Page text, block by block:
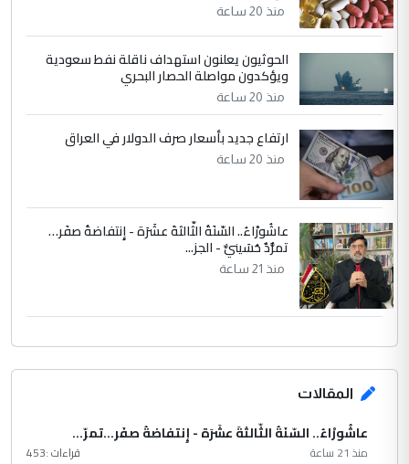
منذ 20 ساعة
الحوثيون يعلنون استهداف ناقلة نفط سعودية
ويؤكدون مواصلة الحصار البحري
منذ 20 ساعة
ارتفاع جديد بأسعار صرف الدولار في العراق
منذ 20 ساعة
عاشُورْاءُ.. السّنَةُ الثّالثةَ عشَرَة - إِنتفاضةُ صفَر…
تمرُّدٌ حُسَينيٌّ - الجز...
منذ 21 ساعة
المقالات
عاشُورْاءُ.. السّنَةُ الثّالثةَ عشَرَة - إِنتفاضةُ صفَر…تمرّ...
منذ 21 ساعة قراءات :453